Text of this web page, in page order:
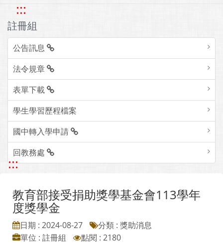
:::
註冊組
公告訊息
法令規章
表單下載
學生學習歷程檔案
國中轉入學申請
回教務處
:::
教育部接受捐助獎學基金會113學年
度獎學金
日期 : 2024-08-27
分類 : 獎助消息
單位 : 註冊組
點閱 : 2180